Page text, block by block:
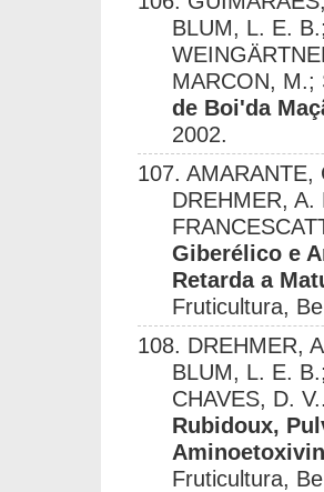
BLUM, L. E.
MARCON,
de Boi'da
2002.
107.
DREHMER,
Giberélico e
Retarda a
Fruticultura,
108. DREHMER,
BLUM, L. E.
CHAVES, D.
Rubidoux,
Fruticultura,